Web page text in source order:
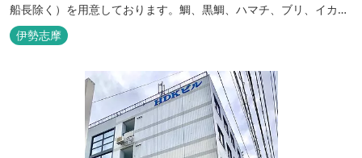
船長除く）を用意しております。鯛、黒鯛、ハマチ、ブリ、イカ
等、お客様のご要望に合わせた漁場にご案内いたします。当店か
ら、徒歩2分です。
伊勢志摩